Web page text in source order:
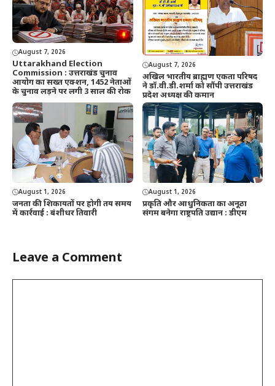
August 7, 2026
Uttarakhand Election
Commission : उत्तराखंड चुनाव
आयोग का सख्त एक्शन, 1452 नेताओं
के चुनाव लड़ने पर लगी 3 साल की रोक
August 7, 2026
अखिल भारतीय ब्राह्मण एकता परिषद
ने डॉ.वी.डी.शर्मा को सौंपी उत्तराखंड
प्रदेश अध्यक्ष की कमान
August 1, 2026
जनता की शिकायतों पर होगी तय समय
में कार्रवाई : बंशीधर तिवारी
August 1, 2026
प्रकृति और आधुनिकता का अनूठा
संगम बनेगा राष्ट्रपति उद्यान : डीएम
Leave a Comment